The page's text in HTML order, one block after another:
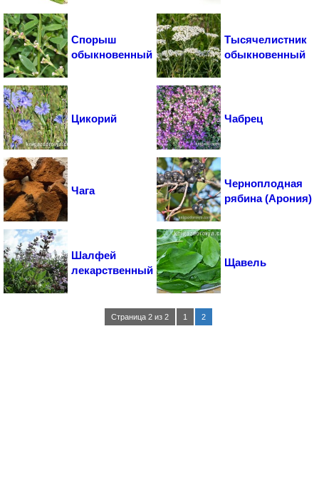
Спорыш
обыкновенный
Тысячелистник
обыкновенный
Цикорий Чабрец
Чага
Черноплодная
рябина (Арония)
Шалфей
лекарственный
Щавель
Страница 2 из 2 1 2